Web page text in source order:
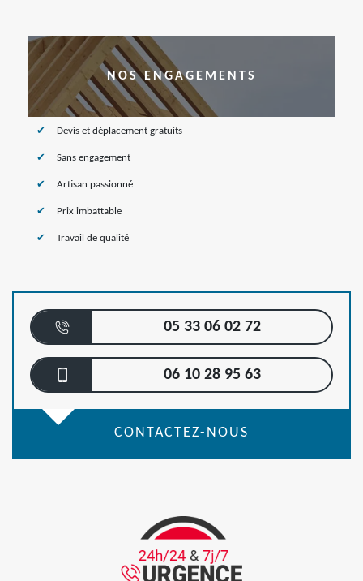
NOS ENGAGEMENTS
Devis et déplacement gratuits
Sans engagement
Artisan passionné
Prix imbattable
Travail de qualité
05 33 06 02 72
06 10 28 95 63
CONTACTEZ-NOUS